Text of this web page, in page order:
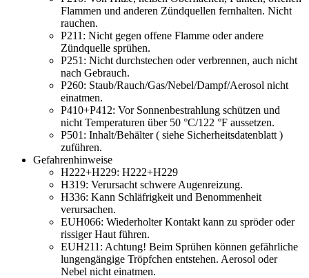
Flammen und anderen Zündquellen fernhalten. Nicht
rauchen.
P211: Nicht gegen offene Flamme oder andere
Zündquelle sprühen.
P251: Nicht durchstechen oder verbrennen, auch nicht
nach Gebrauch.
P260: Staub/Rauch/Gas/Nebel/Dampf/Aerosol nicht
einatmen.
P410+P412: Vor Sonnenbestrahlung schützen und
nicht Temperaturen über 50 °C/122 °F aussetzen.
P501: Inhalt/Behälter ( siehe Sicherheitsdatenblatt )
zuführen.
Gefahrenhinweise
H222+H229: H222+H229
H319: Verursacht schwere Augenreizung.
H336: Kann Schläfrigkeit und Benommenheit
verursachen.
EUH066: Wiederholter Kontakt kann zu spröder oder
rissiger Haut führen.
EUH211: Achtung! Beim Sprühen können gefährliche
lungengängige Tröpfchen entstehen. Aerosol oder
Nebel nicht einatmen.